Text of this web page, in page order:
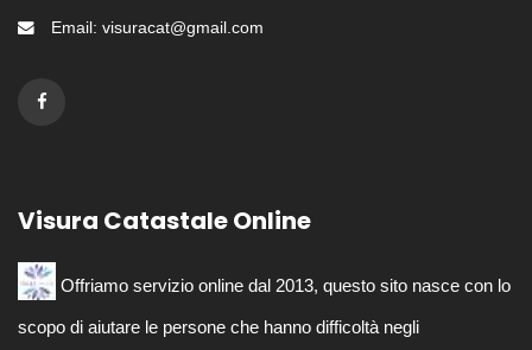
Email: visuracat@gmail.com
Visura Catastale Online
Offriamo servizio online dal 2013, questo sito nasce con lo
scopo di aiutare le persone che hanno difficoltà negli